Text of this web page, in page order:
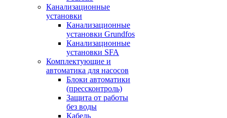
Канализационные
установки
Канализационные
установки Grundfos
Канализационные
установки SFA
Комплектующие и
автоматика для насосов
Блоки автоматики
(прессконтроль)
Защита от работы
без воды
Кабель